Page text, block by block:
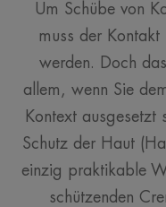
Um Schübe von
muss der
werden. Doch
allem, wenn Sie
Kontext ausgesetzt
Schutz der Haut
einzig praktikable
schützenden